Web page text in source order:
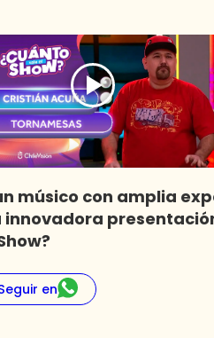
músico con amplia
innovadora
en